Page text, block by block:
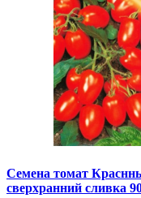
Семена томат
сверхранний сливка